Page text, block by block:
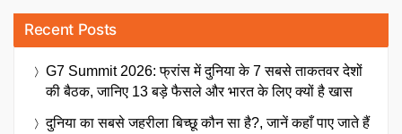
Recent Posts
G7 Summit 2026: फ्रांस में दुनिया के 7 सबसे ताकतवर देशों
की बैठक, जानिए 13 बड़े फैसले और भारत के लिए क्यों है खास
दुनिया का सबसे जहरीला बिच्छू कौन सा है?, जानें कहाँ पाए जाते हैं